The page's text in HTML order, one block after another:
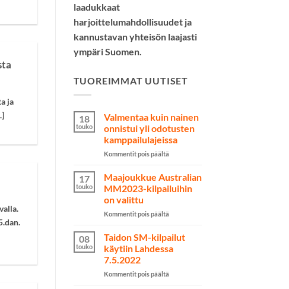
ja
laadukkaat
harjoittelumahdollisuudet ja
kannustavan yhteisön laajasti
ympäri Suomen.
TUOREIMMAT UUTISET
18
touko
Valmentaa kuin nainen
onnistui yli odotusten
kamppailulajeissa
Kommentit pois päältäartikkelissa
kuin
onnistui
odotusten
17
touko
Maajoukkue Australian
MM2023-kilpailuihin
on valittu
Kommentit pois päältäartikkelissa
Australian
kilpailuihin
valittu
08
touko
Taidon SM-kilpailut
käytiin Lahdessa
7.5.2022
Kommentit pois päältäartikkelissa